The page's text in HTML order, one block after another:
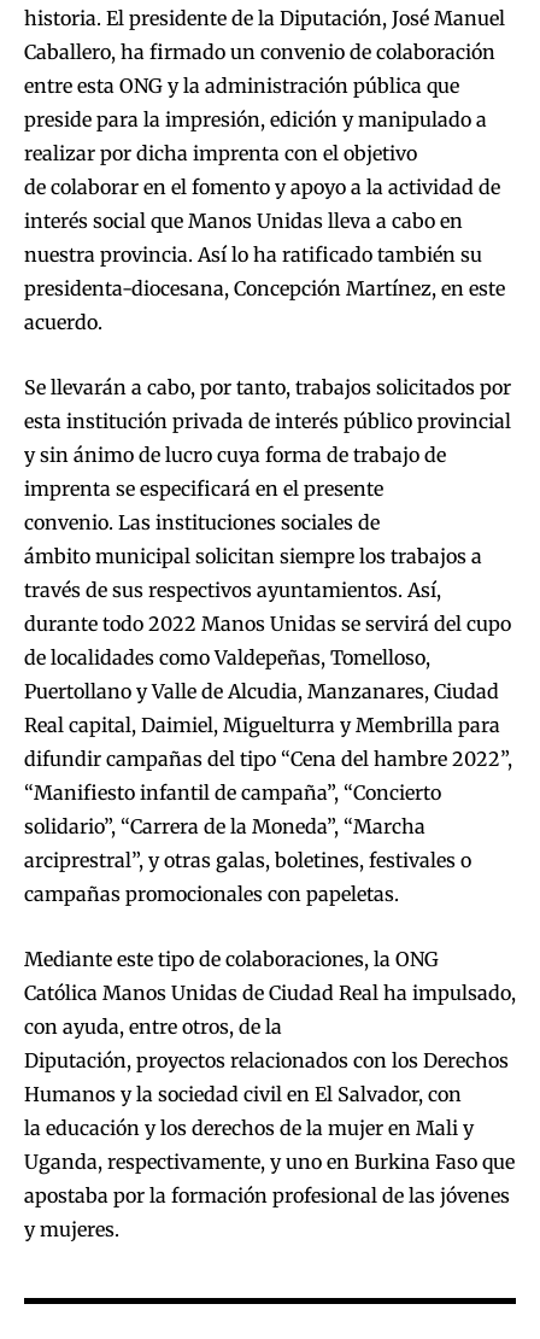
historia. El presidente de la Diputación, José Manuel
Caballero, ha firmado un convenio de colaboración
entre esta ONG y la administración pública que
preside para la impresión, edición y manipulado a
realizar por dicha imprenta con el objetivo
de colaborar en el fomento y apoyo a la actividad de
interés social que Manos Unidas lleva a cabo en
nuestra provincia. Así lo ha ratificado también su
presidenta-diocesana, Concepción Martínez, en este
acuerdo.
Se llevarán a cabo, por tanto, trabajos solicitados por
esta institución privada de interés público provincial
y sin ánimo de lucro cuya forma de trabajo de
imprenta se especificará en el presente
convenio. Las instituciones sociales de
ámbito municipal solicitan siempre los trabajos a
través de sus respectivos ayuntamientos. Así,
durante todo 2022 Manos Unidas se servirá del cupo
de localidades como Valdepeñas, Tomelloso,
Puertollano y Valle de Alcudia, Manzanares, Ciudad
Real capital, Daimiel, Miguelturra y Membrilla para
difundir campañas del tipo “Cena del hambre 2022”,
“Manifiesto infantil de campaña”, “Concierto
solidario”, “Carrera de la Moneda”, “Marcha
arciprestral”, y otras galas, boletines, festivales o
campañas promocionales con papeletas.
Mediante este tipo de colaboraciones, la ONG
Católica Manos Unidas de Ciudad Real ha impulsado,
con ayuda, entre otros, de la
Diputación, proyectos relacionados con los Derechos
Humanos y la sociedad civil en El Salvador, con
la educación y los derechos de la mujer en Mali y
Uganda, respectivamente, y uno en Burkina Faso que
apostaba por la formación profesional de las jóvenes
y mujeres.